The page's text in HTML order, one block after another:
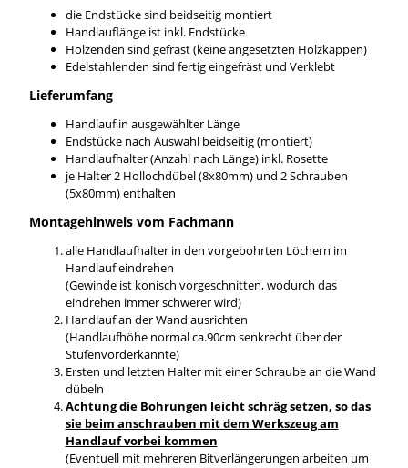
die Endstücke sind beidseitig montiert
Handlauflänge ist inkl. Endstücke
Holzenden sind gefräst (keine angesetzten Holzkappen)
Edelstahlenden sind fertig eingefräst und Verklebt
Lieferumfang
Handlauf in ausgewählter Länge
Endstücke nach Auswahl beidseitig (montiert)
Handlaufhalter (Anzahl nach Länge) inkl. Rosette
je Halter 2 Hollochdübel (8x80mm) und 2 Schrauben
(5x80mm) enthalten
Montagehinweis vom Fachmann
alle Handlaufhalter in den vorgebohrten Löchern im
Handlauf eindrehen
(Gewinde ist konisch vorgeschnitten, wodurch das
eindrehen immer schwerer wird)
Handlauf an der Wand ausrichten
(Handlaufhöhe normal ca.90cm senkrecht über der
Stufenvorderkannte)
Ersten und letzten Halter mit einer Schraube an die Wand
dübeln
Achtung die Bohrungen leicht schräg setzen, so das
sie beim anschrauben mit dem Werkszeug am
Handlauf vorbei kommen
(Eventuell mit mehreren Bitverlängerungen arbeiten um